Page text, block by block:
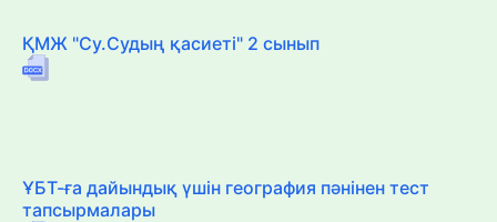
ҚМЖ "Су.Судың қасиеті" 2 сынып
ҰБТ-ға дайындық үшін география пәнінен тест
тапсырмалары